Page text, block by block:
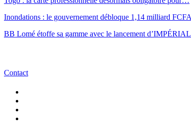
Inondations : le gouvernement débloque 1,14 milliard
BB Lomé étoffe sa gamme avec le lancement
Contact